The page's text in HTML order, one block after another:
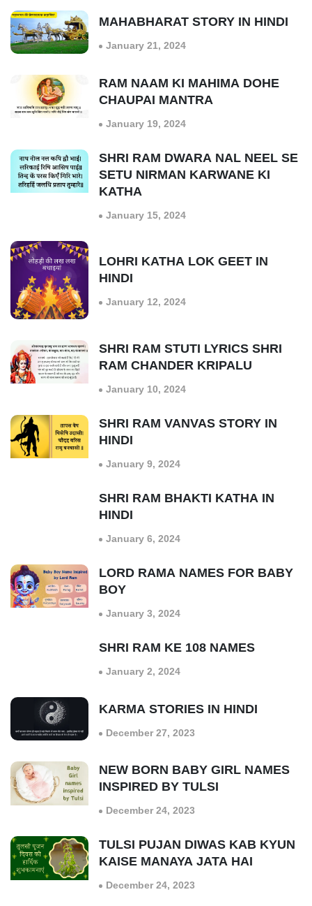
MAHABHARAT STORY IN HINDI
January 21, 2024
RAM NAAM KI MAHIMA DOHE
CHAUPAI MANTRA
January 19, 2024
SHRI RAM DWARA NAL NEEL SE
SETU NIRMAN KARWANE KI
KATHA
January 15, 2024
LOHRI KATHA LOK GEET IN
HINDI
January 12, 2024
SHRI RAM STUTI LYRICS SHRI
RAM CHANDER KRIPALU
January 10, 2024
SHRI RAM VANVAS STORY IN
HINDI
January 9, 2024
SHRI RAM BHAKTI KATHA IN
HINDI
January 6, 2024
LORD RAMA NAMES FOR BABY
BOY
January 3, 2024
SHRI RAM KE 108 NAMES
January 2, 2024
KARMA STORIES IN HINDI
December 27, 2023
NEW BORN BABY GIRL NAMES
INSPIRED BY TULSI
December 24, 2023
TULSI PUJAN DIWAS KAB KYUN
KAISE MANAYA JATA HAI
December 24, 2023